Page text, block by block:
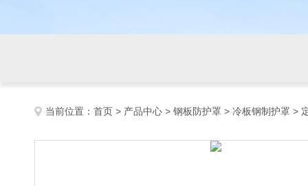
当前位置： 首页 > 产品中心 > 钢板防护罩 > 冷板钢制护罩 >